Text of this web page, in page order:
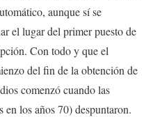
aunque sí se
el lugar del primer puesto de
Con todo y que el
del fin de la obtención de
comenzó cuando las
los años 70) despuntaron.